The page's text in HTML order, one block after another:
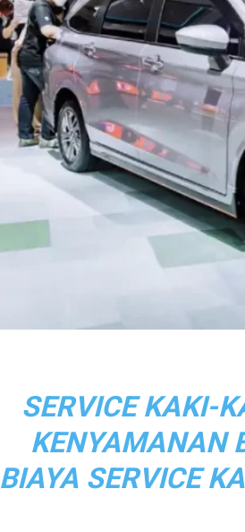
SERVICE KAKI-
KENYAMANAN
BIAYA SERVICE